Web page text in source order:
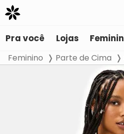
Pra você Lojas
Feminino Parte de Cima